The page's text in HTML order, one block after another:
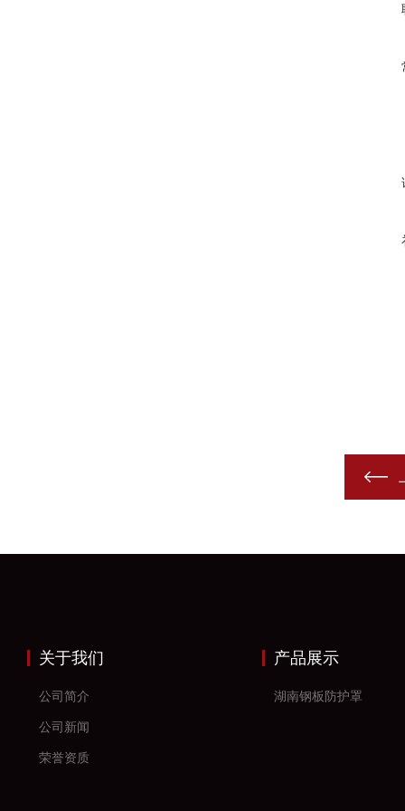
关于我们
公司简介
公司新闻
荣誉资质
产品展示
湖南钢板防护罩